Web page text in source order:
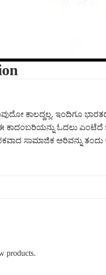
ಕಾಲದ್ದಲ್ಲ. ಇಂದಿಗೂ
ಈ ಕಾದಂಬರಿಯನ್ನು ಓದಲು
ಸಾಮಾಜಿಕ ಅರಿವನ್ನು ತಂದು
products.